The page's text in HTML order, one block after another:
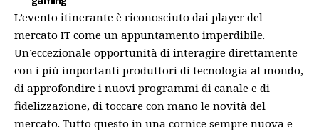
L’evento itinerante è riconosciuto dai player del
mercato IT come un appuntamento imperdibile.
Un’eccezionale opportunità di interagire direttamente
con i più importanti produttori di tecnologia al mondo,
di approfondire i nuovi programmi di canale e di
fidelizzazione, di toccare con mano le novità del
mercato. Tutto questo in una cornice sempre nuova e